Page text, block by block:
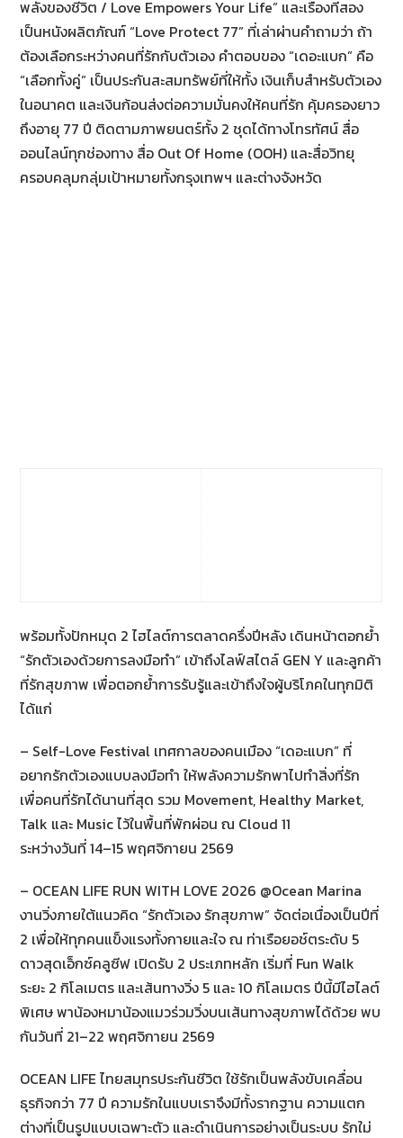
พลังของชีวิต / Love Empowers Your Life” และเรื่องที่สอง
เป็นหนังผลิตภัณฑ์ “Love Protect 77” ที่เล่าผ่านคำถามว่า ถ้า
ต้องเลือกระหว่างคนที่รักกับตัวเอง คำตอบของ “เดอะแบก” คือ
“เลือกทั้งคู่” เป็นประกันสะสมทรัพย์ที่ให้ทั้ง เงินเก็บสำหรับตัวเอง
ในอนาคต และเงินก้อนส่งต่อความมั่นคงให้คนที่รัก คุ้มครองยาว
ถึงอายุ 77 ปี ติดตามภาพยนตร์ทั้ง 2 ชุดได้ทางโทรทัศน์ สื่อ
ออนไลน์ทุกช่องทาง สื่อ Out Of Home (OOH) และสื่อวิทยุ
ครอบคลุมกลุ่มเป้าหมายทั้งกรุงเทพฯ และต่างจังหวัด
พร้อมทั้งปักหมุด 2 ไฮไลต์การตลาดครึ่งปีหลัง เดินหน้าตอกย้ำ
“รักตัวเองด้วยการลงมือทำ” เข้าถึงไลฟ์สไตล์ GEN Y และลูกค้า
ที่รักสุขภาพ เพื่อตอกย้ำการรับรู้และเข้าถึงใจผู้บริโภคในทุกมิติ
ได้แก่
– Self-Love Festival เทศกาลของคนเมือง “เดอะแบก” ที่
อยากรักตัวเองแบบลงมือทำ ให้พลังความรักพาไปทำสิ่งที่รัก
เพื่อคนที่รักได้นานที่สุด รวม Movement, Healthy Market,
Talk และ Music ไว้ในพื้นที่พักผ่อน ณ Cloud 11
ระหว่างวันที่ 14–15 พฤศจิกายน 2569
– OCEAN LIFE RUN WITH LOVE 2026 @Ocean Marina
งานวิ่งภายใต้แนวคิด “รักตัวเอง รักสุขภาพ” จัดต่อเนื่องเป็นปีที่
2 เพื่อให้ทุกคนแข็งแรงทั้งกายและใจ ณ ท่าเรือยอช์ตระดับ 5
ดาวสุดเอ็กซ์คลูซีฟ เปิดรับ 2 ประเภทหลัก เริ่มที่ Fun Walk
ระยะ 2 กิโลเมตร และเส้นทางวิ่ง 5 และ 10 กิโลเมตร ปีนี้มีไฮไลต์
พิเศษ พาน้องหมาน้องแมวร่วมวิ่งบนเส้นทางสุขภาพได้ด้วย พบ
กันวันที่ 21–22 พฤศจิกายน 2569
OCEAN LIFE ไทยสมุทรประกันชีวิต ใช้รักเป็นพลังขับเคลื่อน
ธุรกิจกว่า 77 ปี ความรักในแบบเราจึงมีทั้งรากฐาน ความแตก
ต่างที่เป็นรูปแบบเฉพาะตัว และดำเนินการอย่างเป็นระบบ รักใม่